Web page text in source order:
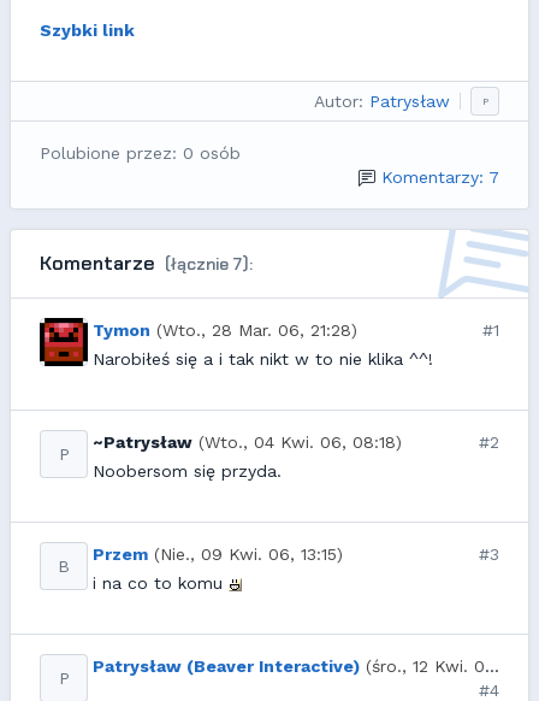
Szybki link
Autor: Patrysław P
Polubione przez: 0 osób
Komentarzy: 7
Komentarze (łącznie 7):
Tymon (Wto., 28 Mar. 06, 21:28)
#1
Narobiłeś się a i tak nikt w to nie klika ^^!
P
~Patrysław (Wto., 04 Kwi. 06, 08:18)
#2
Noobersom się przyda.
B
Przem (Nie., 09 Kwi. 06, 13:15)
#3
i na co to komu
P
Patrysław (Beaver Interactive) (śro., 12 Kwi. 06, 16:09)
#4